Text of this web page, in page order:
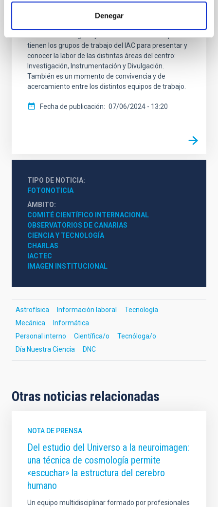
Denegar
El Instituto de Astrofísica de Canarias celebra este
viernes, 7 de junio, la XV edición del Día de Nuestra
IACTEC en La Laguna y es el momento anual que
tienen los grupos de trabajo del IAC para presentar y
conocer la labor de las distintas áreas del centro:
Investigación, Instrumentación y Divulgación.
También es un momento de convivencia y de
acercamiento entre los distintos equipos de trabajo.
Fecha de publicación 07/06/2024 - 13:20
TIPO DE NOTICIA
FOTONOTICIA
ÁMBITO
COMITÉ CIENTÍFICO INTERNACIONAL
OBSERVATORIOS DE CANARIAS
CIENCIA Y TECNOLOGÍA
CHARLAS
IACTEC
IMAGEN INSTITUCIONAL
Astrofísica Información laboral
Tecnología
Mecánica
Informática
Personal interno
Científica/o
Tecnóloga/o
Día Nuestra Ciencia
DNC
Otras noticias relacionadas
NOTA DE PRENSA
Del estudio del Universo a la neuroimagen:
una técnica de cosmología permite
«escuchar» la estructura del cerebro
humano
Un equipo multidisciplinar formado por profesionales